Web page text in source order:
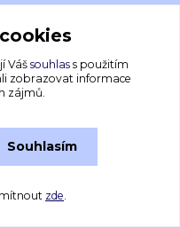
Váš souhlass použitím
zobrazovat informace
zájmů.
Souhlasím
zde